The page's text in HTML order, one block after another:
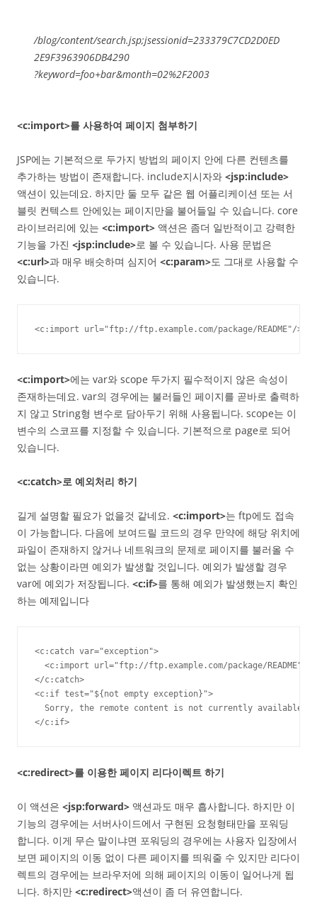
/blog/content/search.jsp;jsessionid=233379C7CD2D0ED
2E9F3963906DB4290
?keyword=foo+bar&month=02%2F2003
<c:import>를 사용하여 페이지 첨부하기
JSP에는 기본적으로 두가지 방법의 페이지 안에 다른 컨텐츠를
추가하는 방법이 존재합니다. include지시자와 <jsp:include>
액션이 있는데요. 하지만 둘 모두 같은 웹 어플리케이션 또는 서
블릿 컨텍스트 안에있는 페이지만을 불어들일 수 있습니다. core
라이브러리에 있는 <c:import> 액션은 좀더 일반적이고 강력한
기능을 가진 <jsp:include>로 볼 수 있습니다. 사용 문법은
<c:url>과 매우 배슷하며 심지어 <c:param>도 그대로 사용할 수
있습니다.
<c:import url="ftp://ftp.example.com/package/README"/>
<c:import>에는 var와 scope 두가지 필수적이지 않은 속성이
존재하는데요. var의 경우에는 불러들인 페이지를 곧바로 출력하
지 않고 String형 변수로 담아두기 위해 사용됩니다. scope는 이
변수의 스코프를 지정할 수 있습니다. 기본적으로 page로 되어
있습니다.
<c:catch>로 예외처리 하기
길게 설명할 필요가 없을것 같네요. <c:import>는 ftp에도 접속
이 가능합니다. 다음에 보여드릴 코드의 경우 만약에 해당 위치에
파일이 존재하지 않거나 네트워크의 문제로 페이지를 불러올 수
없는 상황이라면 예외가 발생할 것입니다. 예외가 발생할 경우
var에 예외가 저장됩니다. <c:if>를 통해 예외가 발생했는지 확인
하는 예제입니다
<c:catch var="exception">
<c:import url="ftp://ftp.example.com/package/README"/>
</c:catch>
<c:if test="${not empty exception}">
Sorry, the remote content is not currently available.
</c:if>
<c:redirect>를 이용한 페이지 리다이렉트 하기
이 액션은 <jsp:forward> 액션과도 매우 흡사합니다. 하지만 이
기능의 경우에는 서버사이드에서 구현된 요청형태만을 포워딩
합니다. 이게 무슨 말이냐면 포워딩의 경우에는 사용자 입장에서
보면 페이지의 이동 없이 다른 페이지를 띄워줄 수 있지만 리다이
렉트의 경우에는 브라우저에 의해 페이지의 이동이 일어나게 됩
니다. 하지만 <c:redirect>액션이 좀 더 유연합니다.